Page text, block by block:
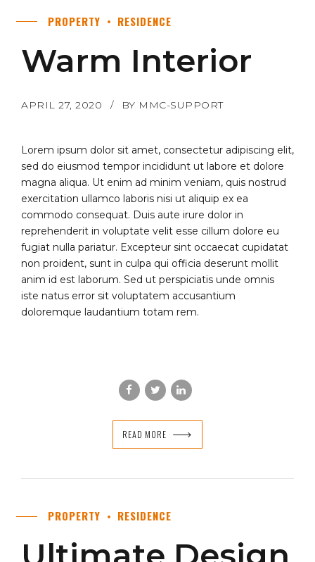
PROPERTY RESIDENCE
Warm Interior
APRIL 27, 2020 BY MMC-SUPPORT
Lorem ipsum dolor sit amet, consectetur adipiscing elit,
sed do eiusmod tempor incididunt ut labore et dolore
magna aliqua. Ut enim ad minim veniam, quis nostrud
exercitation ullamco laboris nisi ut aliquip ex ea
commodo consequat. Duis aute irure dolor in
reprehenderit in voluptate velit esse cillum dolore eu
fugiat nulla pariatur. Excepteur sint occaecat cupidatat
non proident, sunt in culpa qui officia deserunt mollit
anim id est laborum. Sed ut perspiciatis unde omnis
iste natus error sit voluptatem accusantium
doloremque laudantium totam rem.
READ MORE
PROPERTY RESIDENCE